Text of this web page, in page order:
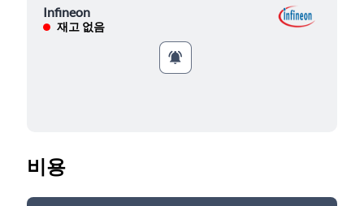
Infineon
재고 없음
비용